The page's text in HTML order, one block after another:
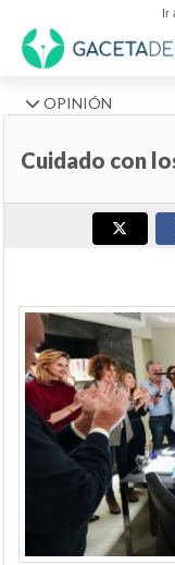
Ir
OPINIÓN
Cuidado con